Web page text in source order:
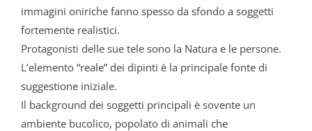
immagini oniriche fanno spesso da sfondo a soggetti
fortemente realistici.
Protagonisti delle sue tele sono la Natura e le persone.
L’elemento “reale” dei dipinti è la principale fonte di
suggestione iniziale.
Il background dei soggetti principali è sovente un
ambiente bucolico, popolato di animali che